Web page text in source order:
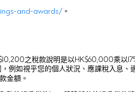
and-awards/ 。
之稅款說明是以HK$60,000乘以
如視乎您的個人狀況、應課稅入息、
金額。